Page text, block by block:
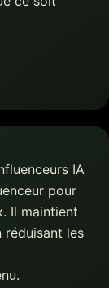
IA
pour
Il maintient
réduisant les